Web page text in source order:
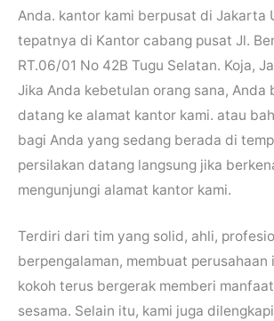
Anda. kantor kami berpusat di Jakarta
tepatnya di Kantor cabang pusat Jl.
RT.06/01 No 42B Tugu Selatan. Koja,
Jika Anda kebetulan orang sana, Anda
datang ke alamat kantor kami. atau
bagi Anda yang sedang berada di
persilakan datang langsung jika
mengunjungi alamat kantor kami.
Terdiri dari tim yang solid, ahli,
berpengalaman, membuat perusahaan
kokoh terus bergerak memberi
sesama. Selain itu, kami juga